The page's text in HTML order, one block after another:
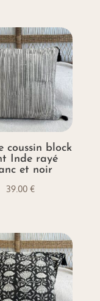
coussin block
Inde rayé
et noir
39.00 €